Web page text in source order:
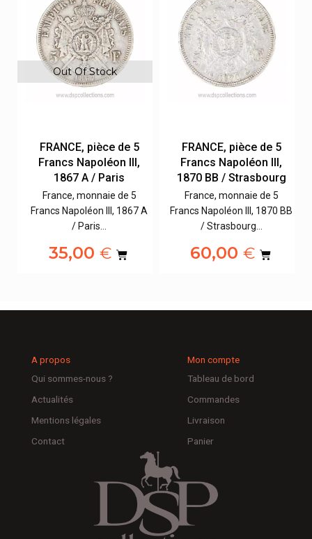
Out Of Stock
FRANCE, pièce de 5
Francs Napoléon III,
1867 A / Paris
France, monnaie de 5
Francs Napoléon III, 1867 A
/ Paris…
35,00€
FRANCE, pièce de 5
Francs Napoléon III,
1870 BB / Strasbourg
France, monnaie de 5
Francs Napoléon III, 1870 BB
/ Strasbourg…
60,00 €
A propos
Qui sommes-nous ?
Actualités
Mentions légales
Contact
Mon compte
Tableau de bord
Commandes
Livraison
Panier